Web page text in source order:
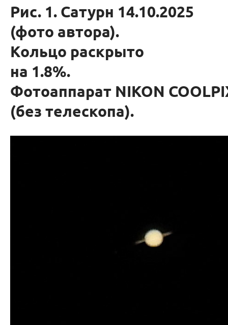
Рис. 1. Сатурн 14.10.2025
(фото автора).
Кольцо раскрыто
на 1.8%.
Фотоаппарат NIKON
(без телескопа).